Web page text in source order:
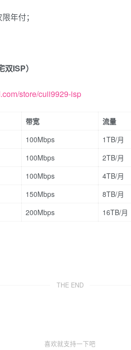
年付；
双ISP）
store/cuii9929-isp
带宽 流量
100Mbps 1TB/月
100Mbps 2TB/月
100Mbps 4TB/月
150Mbps 8TB/月
200Mbps 16TB/月
THE END
喜欢就支持一下吧